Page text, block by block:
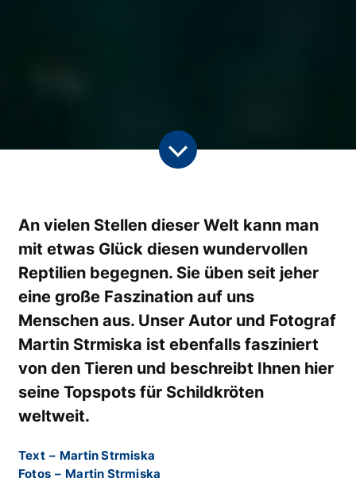
An vielen Stellen dieser Welt kann man
mit etwas Glück diesen wundervollen
Reptilien begegnen. Sie üben seit jeher
eine große Faszination auf uns
Menschen aus. Unser Autor und Fotograf
Martin Strmiska ist ebenfalls fasziniert
von den Tieren und beschreibt Ihnen hier
seine Topspots für Schildkröten
weltweit.
Text – Martin Strmiska
Fotos – Martin Strmiska